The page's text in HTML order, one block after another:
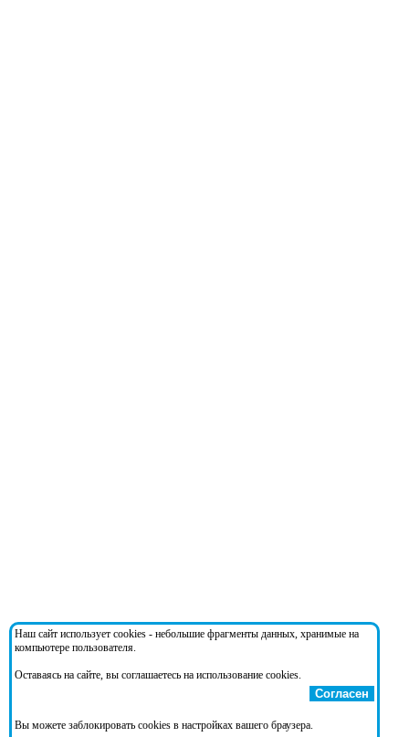
Наш сайт использует cookies - небольшие фрагменты данных, хранимые на
компьютере пользователя.
Оставаясь на сайте, вы соглашаетесь на использование cookies.
Согласен
Вы можете заблокировать cookies в настройках вашего браузера.